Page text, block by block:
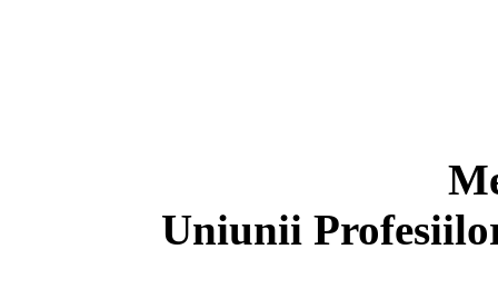
Uniunii